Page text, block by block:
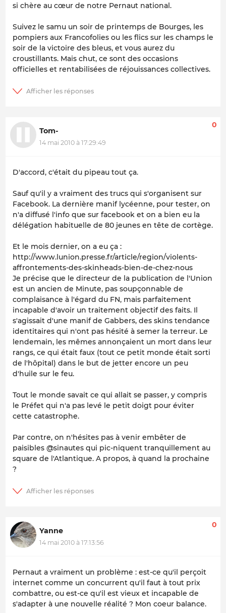
si chère au cœur de notre Pernaut national.
Suivez le samu un soir de printemps de Bourges, les
pompiers aux Francofolies ou les flics sur les champs le
soir de la victoire des bleus, et vous aurez du
croustillants. Mais chut, ce sont des occasions
officielles et rentabilisées de réjouissances collectives.
Tom-
14 mai 2010 à 17:29:49
0
D'accord, c'était du pipeau tout ça.
Sauf qu'il y a vraiment des trucs qui s'organisent sur
Facebook. La dernière manif lycéenne, pour tester, on
n'a diffusé l'info que sur facebook et on a bien eu la
délégation habituelle de 80 jeunes en tête de cortège.
Et le mois dernier, on a eu ça :
http://www.lunion.presse.fr/article/region/violents-
affrontements-des-skinheads-bien-de-chez-nous
Je précise que le directeur de la publication de l'Union
est un ancien de Minute, pas soupçonnable de
complaisance à l'égard du FN, mais parfaitement
incapable d'avoir un traitement objectif des faits. Il
s'agissait d'une manif de Gabbers, des skins tendance
identitaires qui n'ont pas hésité à semer la terreur. Le
lendemain, les mêmes annonçaient un mort dans leur
rangs, ce qui était faux (tout ce petit monde était sorti
de l'hôpital) dans le but de jetter encore un peu
d'huile sur le feu.
Tout le monde savait ce qui allait se passer, y compris
le Préfet qui n'a pas levé le petit doigt pour éviter
cette catastrophe.
Par contre, on n'hésites pas à venir embêter de
paisibles @sinautes qui pic-niquent tranquillement au
square de l'Atlantique. A propos, à quand la prochaine
?
Yanne
14 mai 2010 à 17:13:56
0
Pernaut a vraiment un problème : est-ce qu'il perçoit
internet comme un concurrent qu'il faut à tout prix
combattre, ou est-ce qu'il est vieux et incapable de
s'adapter à une nouvelle réalité ? Mon coeur balance.